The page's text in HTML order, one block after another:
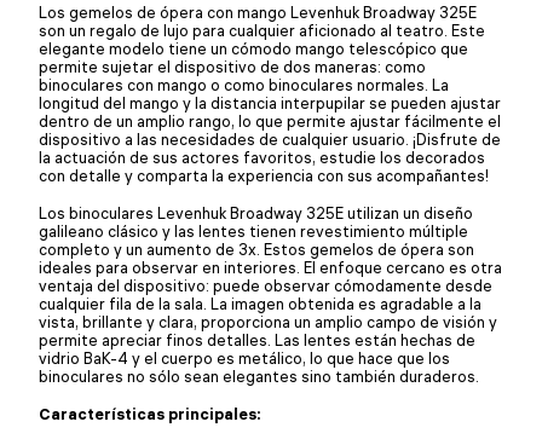
Los gemelos de ópera con mango Levenhuk Broadway 325E
son un regalo de lujo para cualquier aficionado al teatro. Este
elegante modelo tiene un cómodo mango telescópico que
permite sujetar el dispositivo de dos maneras: como
binoculares con mango o como binoculares normales. La
longitud del mango y la distancia interpupilar se pueden ajustar
dentro de un amplio rango, lo que permite ajustar fácilmente el
dispositivo a las necesidades de cualquier usuario. ¡Disfrute de
la actuación de sus actores favoritos, estudie los decorados
con detalle y comparta la experiencia con sus acompañantes!
Los binoculares Levenhuk Broadway 325E utilizan un diseño
galileano clásico y las lentes tienen revestimiento múltiple
completo y un aumento de 3x. Estos gemelos de ópera son
ideales para observar en interiores. El enfoque cercano es otra
ventaja del dispositivo: puede observar cómodamente desde
cualquier fila de la sala. La imagen obtenida es agradable a la
vista, brillante y clara, proporciona un amplio campo de visión y
permite apreciar finos detalles. Las lentes están hechas de
vidrio BaK-4 y el cuerpo es metálico, lo que hace que los
binoculares no sólo sean elegantes sino también duraderos.
Características principales: